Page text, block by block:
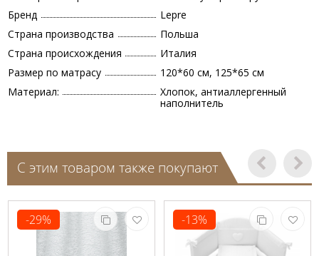
Бренд
Lepre
Страна производства
Польша
Страна происхождения
Италия
Размер по матрасу
120*60 см, 125*65 см
Материал:
Хлопок, антиаллергенный
наполнитель
С этим товаром также покупают
-29% -13%